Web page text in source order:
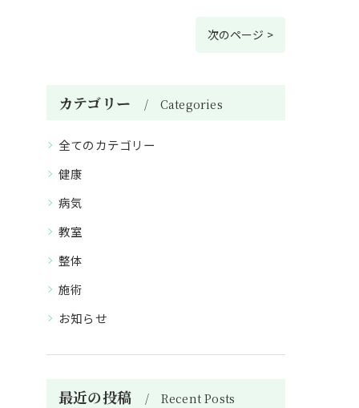
次のページ >
カテゴリー Categories
全てのカテゴリー
健康
病気
教室
整体
施術
お知らせ
最近の投稿 Recent Posts